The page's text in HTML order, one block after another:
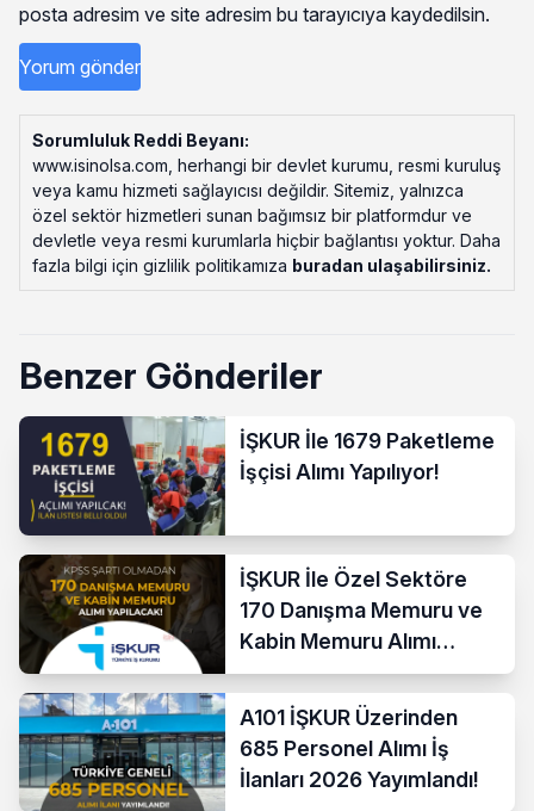
posta adresim ve site adresim bu tarayıcıya kaydedilsin.
Sorumluluk Reddi Beyanı:
www.isinolsa.com, herhangi bir devlet kurumu, resmi kuruluş
veya kamu hizmeti sağlayıcısı değildir. Sitemiz, yalnızca
özel sektör hizmetleri sunan bağımsız bir platformdur ve
devletle veya resmi kurumlarla hiçbir bağlantısı yoktur. Daha
fazla bilgi için gizlilik politikamıza buradan ulaşabilirsiniz.
Benzer Gönderiler
İŞKUR İle 1679 Paketleme
İşçisi Alımı Yapılıyor!
İŞKUR İle Özel Sektöre
170 Danışma Memuru ve
Kabin Memuru Alımı
Başladı
A101 İŞKUR Üzerinden
685 Personel Alımı İş
İlanları 2026 Yayımlandı!